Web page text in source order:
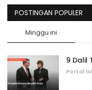
POSTINGAN POPULER
Minggu ini
9 Dalil
Portal